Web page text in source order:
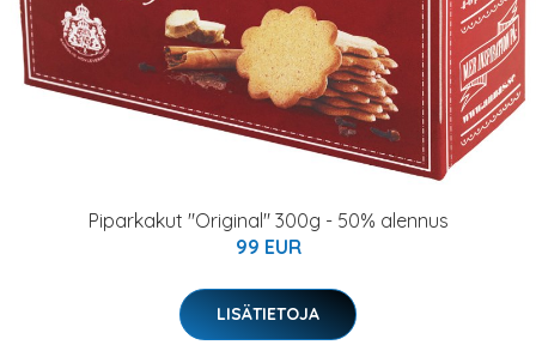
Piparkakut "Original" 300g - 50% alennus
99 EUR
LISÄTIETOJA